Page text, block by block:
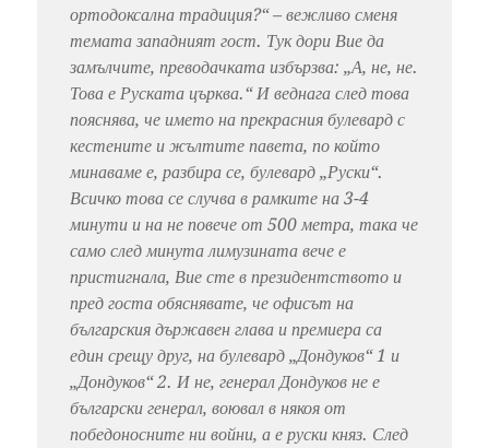
ортодоксална традиция?“ – вежливо сменя
темата западният гост. Тук дори Вие да
замълчите, преводачката избързва: „А, не, не.
Това е Руската църква.“ И веднага след това
пояснява, че името на прекрасния булевард с
кестените и жълтите павета, по който
минаваме е, разбира се, булевард „Руски“.
Всичко това се случва в рамките на 3-4
минути и на не повече от 500 метра, така че
само след минута лимузината вече е
пристигнала, Вие сте в президентството и
пред госта обяснявате, че офисът на
българския държавен глава и премиера са
един срещу друг, на булевард „Дондуков“ 1 и
„Дондуков“ 2. И не, генерал Дондуков не е
български генерал, воювал в някоя от
победоносните ни войни, а е руски княз. След